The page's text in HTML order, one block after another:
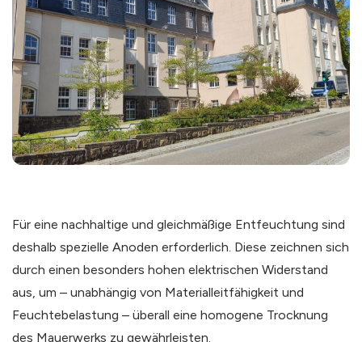
Für eine nachhaltige und gleichmäßige Entfeuchtung sind
deshalb spezielle Anoden erforderlich. Diese zeichnen sich
durch einen besonders hohen elektrischen Widerstand
aus, um – unabhängig von Materialleitfähigkeit und
Feuchtebelastung – überall eine homogene Trocknung
des Mauerwerks zu gewährleisten.